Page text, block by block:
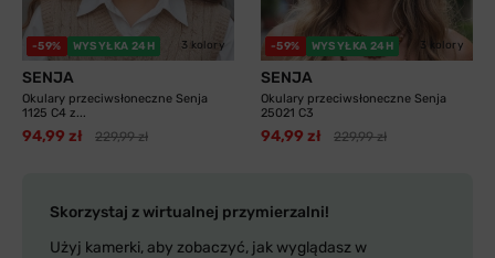
-59% WYSYŁKA 24H 3 kolory
SENJA
Okulary przeciwsłoneczne Senja
1125 C4 z...
94,99 zł 229,99 zł
-59% WYSYŁKA 24H 3 kolory
SENJA
Okulary przeciwsłoneczne Senja
25021 C3
94,99 zł 229,99 zł
Skorzystaj z wirtualnej przymierzalni!
Użyj kamerki, aby zobaczyć, jak wyglądasz w